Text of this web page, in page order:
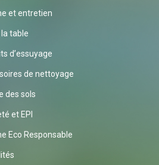
et entretien
table
d’essuyage
de nettoyage
des sols
et EPI
Eco Responsable